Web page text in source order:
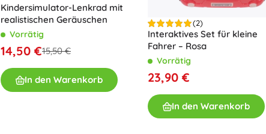
Ladenausstattung
Kindersimulator-Lenkrad mit
realistischen Geräuschen
Vorrätig
14,50 €15,50 €
In den Warenkorb
(2)
Interaktives Set für kleine
Fahrer – Rosa
Vorrätig
23,90 €
In den Warenkorb